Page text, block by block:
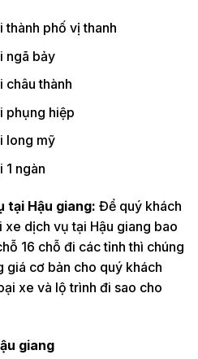
thành phố vị thanh
ngã bảy
châu thành
phụng hiệp
long mỹ
1 ngàn
tại Hậu giang: Để quý khách
dịch vụ tại Hậu giang bao
16 chỗ đi các tỉnh thì chúng
giá cơ bản cho quý khách
xe và lộ trình đi sao cho
giang